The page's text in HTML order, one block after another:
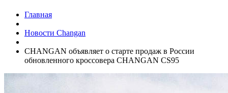
Главная
Новости Changan
CHANGAN объявляет о старте продаж в России
обновленного кроссовера CHANGAN CS95